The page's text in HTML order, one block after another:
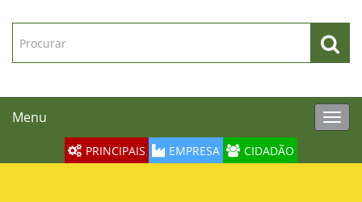
Menu
PRINCIPAIS EMPRESA CIDADÃO